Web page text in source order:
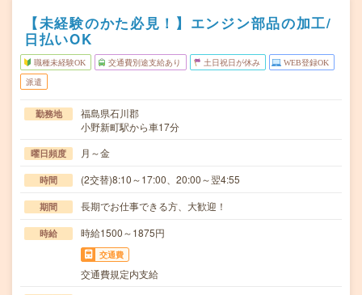
【未経験のかた必見！】エンジン部品の加工/
日払いOK
職種未経験OK 交通費別途支給あり 土日祝日が休み WEB登録OK
派遣
勤務地
福島県石川郡
小野新町駅から車17分
曜日頻度 月～金
時間 (2交替)8:10～17:00、20:00～翌4:55
期間 長期でお仕事できる方、大歓迎！
時給 時給1500～1875円
交通費
交通費規定内支給